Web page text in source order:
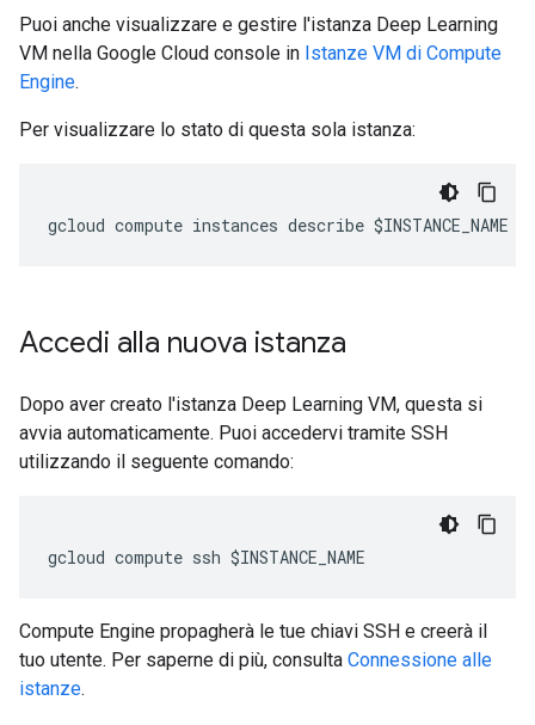
Puoi anche visualizzare e gestire l'istanza Deep Learning
VM nella Google Cloud console in Istanze VM di Compute
Engine.
Per visualizzare lo stato di questa sola istanza:
Accedi alla nuova istanza
Dopo aver creato l'istanza Deep Learning VM, questa si
avvia automaticamente. Puoi accedervi tramite SSH
utilizzando il seguente comando:
Compute Engine propagherà le tue chiavi SSH e creerà il
tuo utente. Per saperne di più, consulta Connessione alle
istanze.